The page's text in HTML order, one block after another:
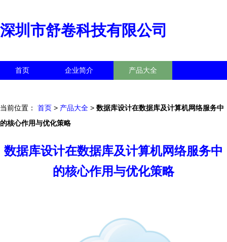
深圳市舒卷科技有限公司
首页 企业简介 产品大全
当前位置： 首页 > 产品大全 > 数据库设计在数据库及计算机网络服务中
的核心作用与优化策略
数据库设计在数据库及计算机网络服务中
的核心作用与优化策略